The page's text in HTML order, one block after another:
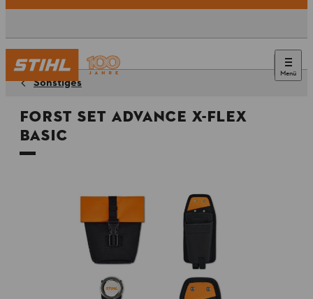
Menü
Sonstiges
Forst Set ADVANCE X-Flex
Basic